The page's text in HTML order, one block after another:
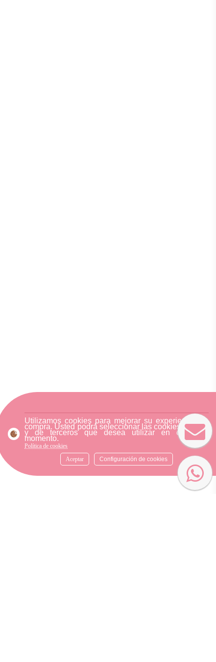
Utilizamos cookies para mejorar su experiencia de
compra. Usted podrá seleccionar las cookies nuestra
y de terceros que desea utilizar en cualquier
momento.
Política de cookies
Aceptar
Configuración de cookies